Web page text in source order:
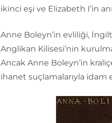
ikinci eşi ve Elizabeth I’in
Anne Boleyn’in evliliği,
Anglikan Kilisesi’nin
Ancak Anne Boleyn’in
ihanet suçlamalarıyla idam